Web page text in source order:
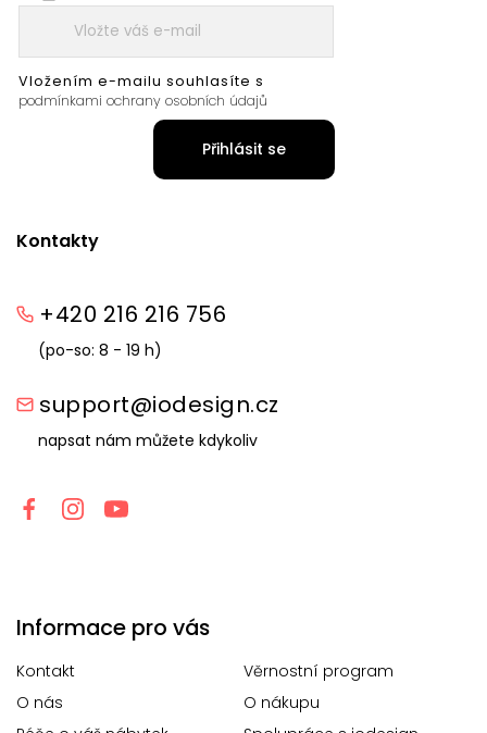
Kontakty
+420 216 216 756
(po-so: 8 - 19 h)
support@iodesign.cz
napsat nám můžete kdykoliv
Informace pro vás
Kontakt
Věrnostní program
O nás
O nákupu
Vložením e-mailu souhlasíte s
podmínkami ochrany osobních údajů
Přihlásit se